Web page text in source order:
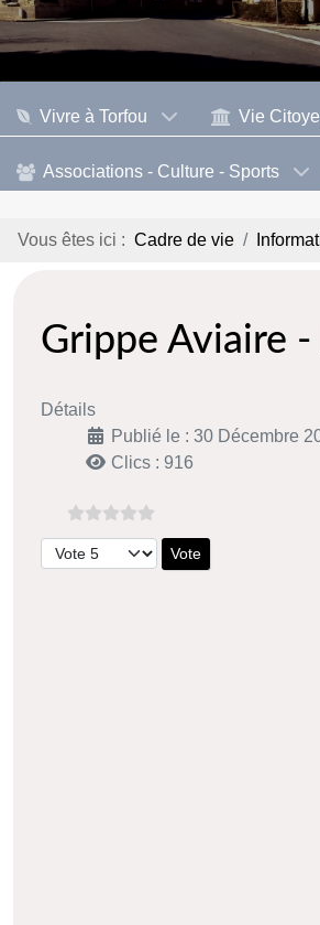
Vivre à Torfou Vie
Associations - Culture - Sports
Vous êtes ici : Cadre de vie
Grippe Aviaire
Détails
Publié le : 30 Décembre
Clics : 916
Veuillez voter